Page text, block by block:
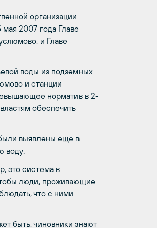
организации
2007 года Главе
и Главе
воды из подземных
и станции
норматив в 2-
обеспечить
выявлены еще в
воду.
это система в
люди, проживающие
что с ними
быть, чиновники знают